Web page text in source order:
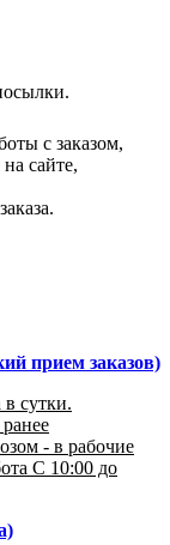
с заказом,
сайте,
прием заказов)
в сутки.
- в рабочие
С 10:00 до